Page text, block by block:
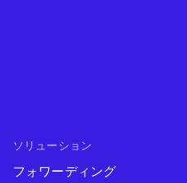
ソリューション
フォワーディング